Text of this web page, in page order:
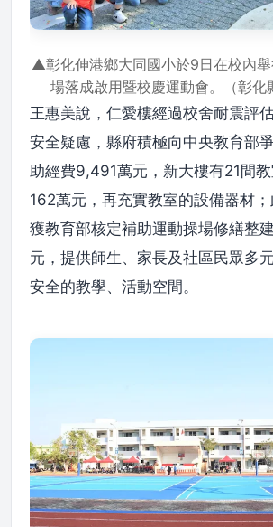
▲彰化伸港鄉大同國小於9日在校內
場落成啟用暨校慶運動會。（彰化
王惠美說，仁愛樓經過校舍耐震評
安全疑慮，縣府積極向中央教育部
助經費9,491萬元，新大樓有21間
162萬元，再充實教室的設備器材；
獲教育部核定補助運動操場修繕整
元，提供師生、家長及社區民眾多
安全的教學、活動空間。